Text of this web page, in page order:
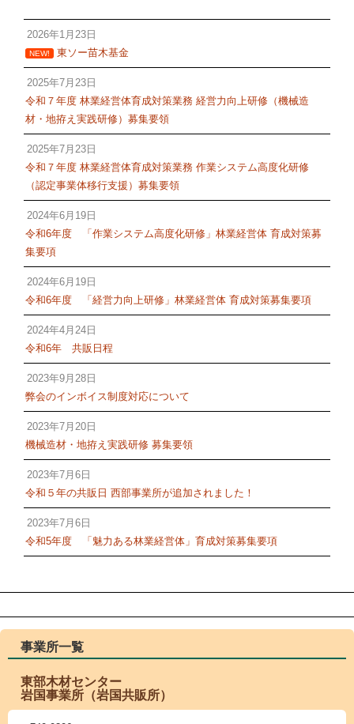
2026年1月23日
NEW! 東ソー苗木基金
2025年7月23日
令和７年度 林業経営体育成対策業務 経営力向上研修（機械造
材・地拵え実践研修）募集要領
2025年7月23日
令和７年度 林業経営体育成対策業務 作業システム高度化研修
（認定事業体移行支援）募集要領
2024年6月19日
令和6年度 「作業システム高度化研修」林業経営体 育成対策募
集要項
2024年6月19日
令和6年度 「経営力向上研修」林業経営体 育成対策募集要項
2024年4月24日
令和6年 共販日程
2023年9月28日
弊会のインボイス制度対応について
2023年7月20日
機械造材・地拵え実践研修 募集要領
2023年7月6日
令和５年の共販日 西部事業所が追加されました！
2023年7月6日
令和5年度 「魅力ある林業経営体」育成対策募集要項
事業所一覧
東部木材センター
岩国事業所（岩国共販所）